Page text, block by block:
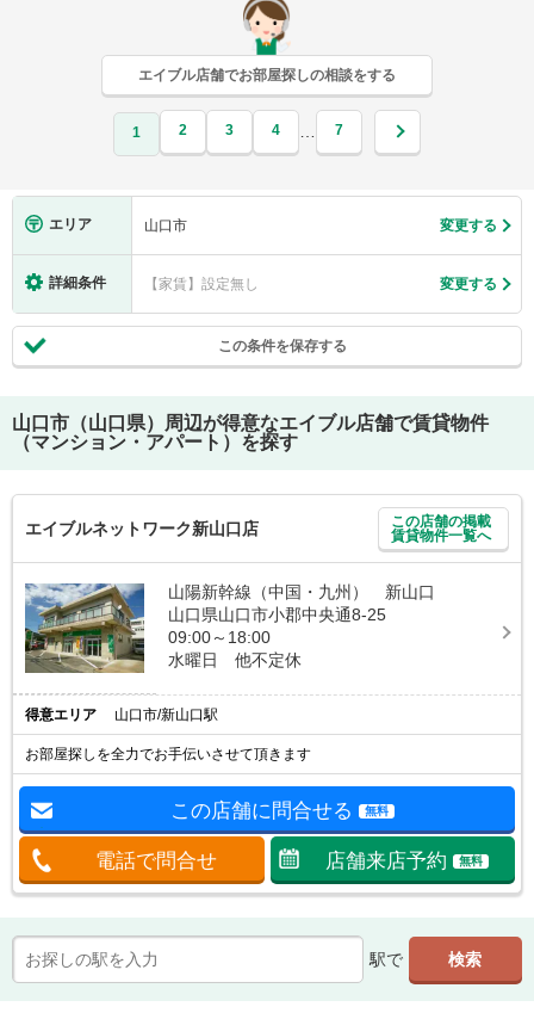
エイブル店舗でお部屋探しの相談をする
1 2 3 4 … 7
エリア 山口市 変更する
詳細条件 【家賃】設定無し 変更する
この条件を保存する
山口市（山口県）
周辺が得意なエイブル店舗で賃貸物件
（マンション・アパート）を探す
エイブルネットワーク新山口店
この店舗の掲載
賃貸物件一覧へ
山陽新幹線（中国・九州） 新山口
山口県山口市小郡中央通8-25
09:00～18:00
水曜日 他不定休
得意エリア 山口市/新山口駅
お部屋探しを全力でお手伝いさせて頂きます
この店舗に問合せる 無料
電話で問合せ 店舗来店予約 無料
駅で